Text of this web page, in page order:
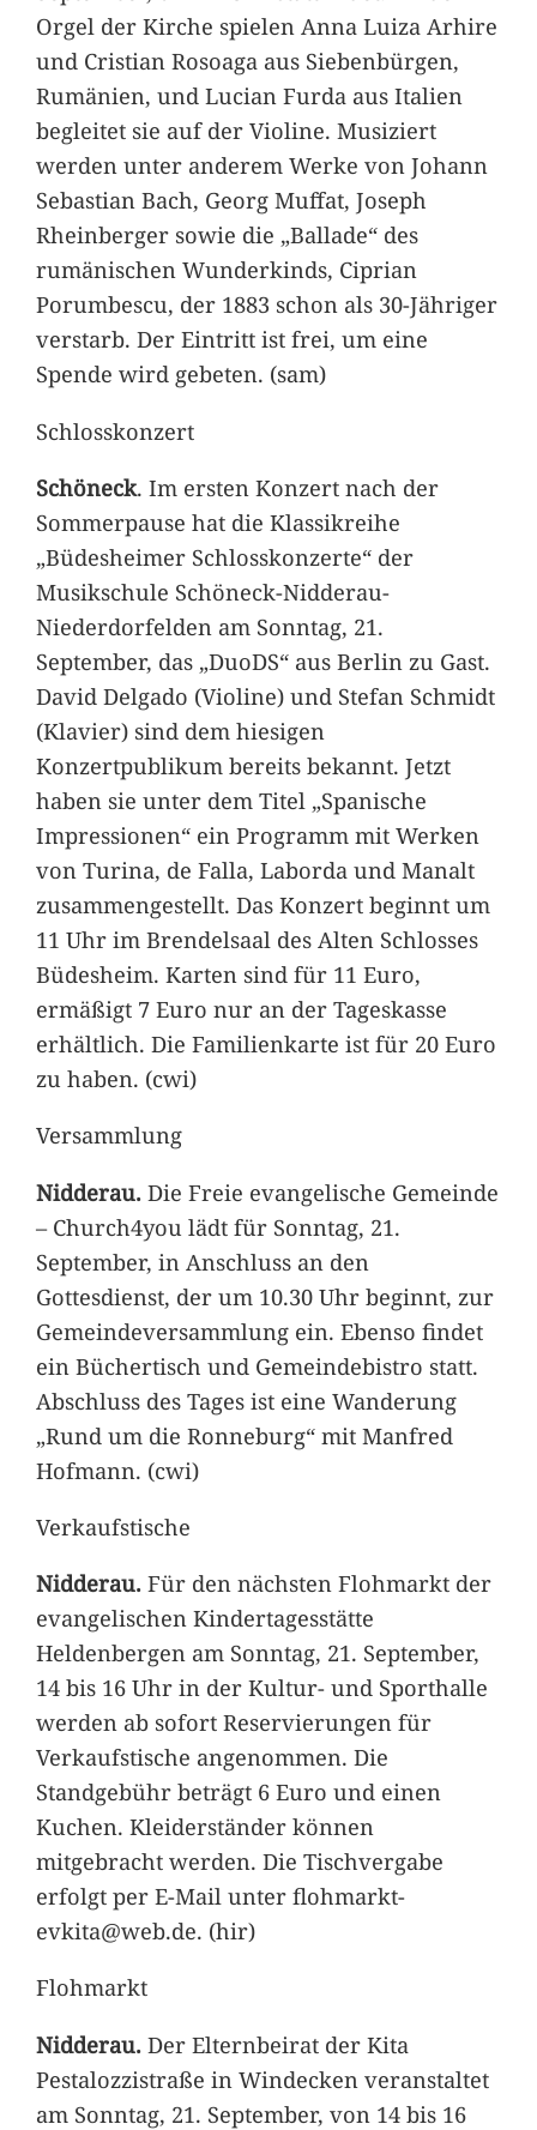
Orgel der Kirche spielen Anna Luiza Arhire
und Cristian Rosoaga aus Siebenbürgen,
Rumänien, und Lucian Furda aus Italien
begleitet sie auf der Violine. Musiziert
werden unter anderem Werke von Johann
Sebastian Bach, Georg Muffat, Joseph
Rheinberger sowie die „Ballade“ des
rumänischen Wunderkinds, Ciprian
Porumbescu, der 1883 schon als 30-Jähriger
verstarb. Der Eintritt ist frei, um eine
Spende wird gebeten. (sam)
Schlosskonzert
Schöneck. Im ersten Konzert nach der
Sommerpause hat die Klassikreihe
„Büdesheimer Schlosskonzerte“ der
Musikschule Schöneck-Nidderau-
Niederdorfelden am Sonntag, 21.
September, das „DuoDS“ aus Berlin zu Gast.
David Delgado (Violine) und Stefan Schmidt
(Klavier) sind dem hiesigen
Konzertpublikum bereits bekannt. Jetzt
haben sie unter dem Titel „Spanische
Impressionen“ ein Programm mit Werken
von Turina, de Falla, Laborda und Manalt
zusammengestellt. Das Konzert beginnt um
11 Uhr im Brendelsaal des Alten Schlosses
Büdesheim. Karten sind für 11 Euro,
ermäßigt 7 Euro nur an der Tageskasse
erhältlich. Die Familienkarte ist für 20 Euro
zu haben. (cwi)
Versammlung
Nidderau.Die Freie evangelische Gemeinde
– Church4you lädt für Sonntag, 21.
September, in Anschluss an den
Gottesdienst, der um 10.30 Uhr beginnt, zur
Gemeindeversammlung ein. Ebenso findet
ein Büchertisch und Gemeindebistro statt.
Abschluss des Tages ist eine Wanderung
„Rund um die Ronneburg“ mit Manfred
Hofmann. (cwi)
Verkaufstische
Nidderau.Für den nächsten Flohmarkt der
evangelischen Kindertagesstätte
Heldenbergen am Sonntag, 21. September,
14 bis 16 Uhr in der Kultur- und Sporthalle
werden ab sofort Reservierungen für
Verkaufstische angenommen. Die
Standgebühr beträgt 6 Euro und einen
Kuchen. Kleiderständer können
mitgebracht werden. Die Tischvergabe
erfolgt per E-Mail unter flohmarkt-
evkita@web.de. (hir)
Flohmarkt
Nidderau.Der Elternbeirat der Kita
Pestalozzistraße in Windecken veranstaltet
am Sonntag, 21. September, von 14 bis 16